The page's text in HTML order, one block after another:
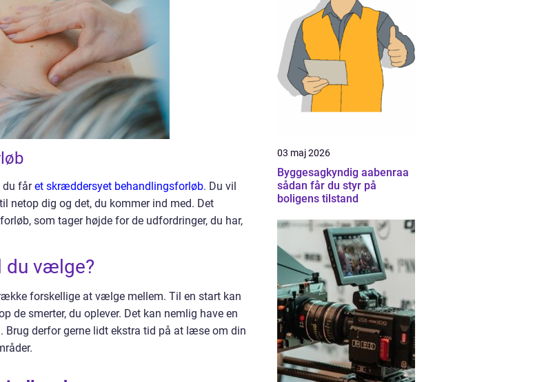
du fåret skræddersyet behandlingsforløb. Du vil
netop dig og det, du kommer ind med. Det
som tager højde for de udfordringer, du har,
du vælge?
forskellige at vælge mellem. Til en start kan
de smerter, du oplever. Det kan nemlig have en
Brug derfor gerne lidt ekstra tid på at læse om din
03 maj 2026
Byggesagkyndig aabenraa
sådan får du styr på
boligens tilstand